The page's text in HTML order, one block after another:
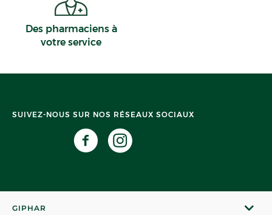
Des pharmaciens à
votre service
SUIVEZ-NOUS SUR NOS RÉSEAUX SOCIAUX
GIPHAR